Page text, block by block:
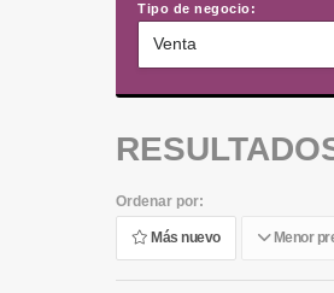
Tipo de negocio:
Venta
Ordenar por:
Más nuevo Menor